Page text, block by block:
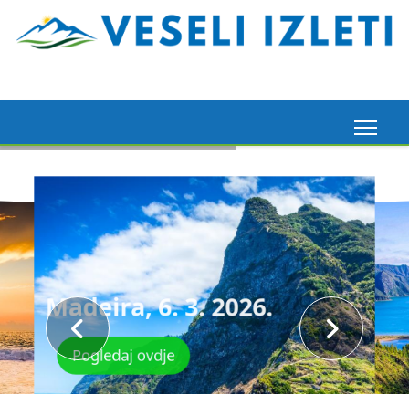
Madeira, 6. 3. 2026.
Pogledaj ovdje